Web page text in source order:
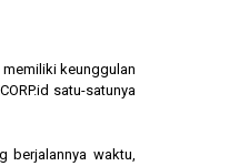
memiliki keunggulan
satu-satunya
berjalannya waktu,